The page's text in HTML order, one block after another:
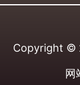
Copyright ©
网